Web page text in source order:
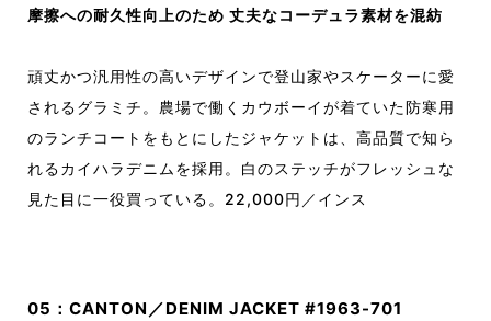
摩擦への耐久性向上のため 丈夫なコーデュラ素材を混紡
頑丈かつ汎用性の高いデザインで登山家やスケーターに愛
されるグラミチ。農場で働くカウボーイが着ていた防寒用
のランチコートをもとにしたジャケットは、高品質で知ら
れるカイハラデニムを採用。白のステッチがフレッシュな
見た目に一役買っている。22,000円／インス
05：CANTON／DENIM JACKET #1963-701